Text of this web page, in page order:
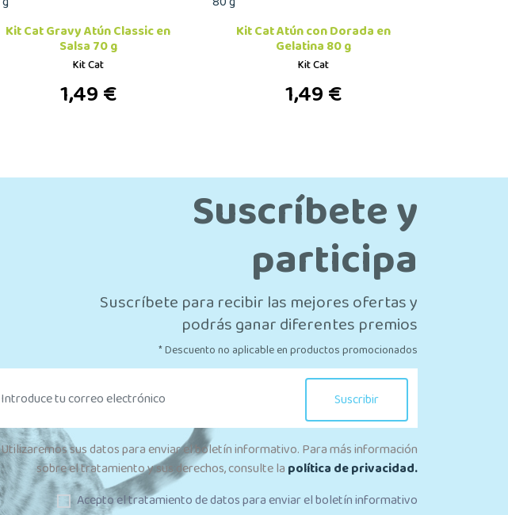
Kit Cat Gravy Atún Classic en
Salsa 70 g
Kit Cat
1,49 €
Kit Cat Atún con Dorada en
Gelatina 80 g
Kit Cat
1,49 €
Suscríbete y
participa
Suscríbete para recibir las mejores ofertas y
podrás ganar diferentes premios
* Descuento no aplicable en productos promocionados
Suscribir
Utilizaremos sus datos para enviar el boletín informativo. Para más información
sobre el tratamiento y sus derechos, consulte lapolítica de privacidad.
Acepto el tratamiento de datos para enviar el boletín informativo